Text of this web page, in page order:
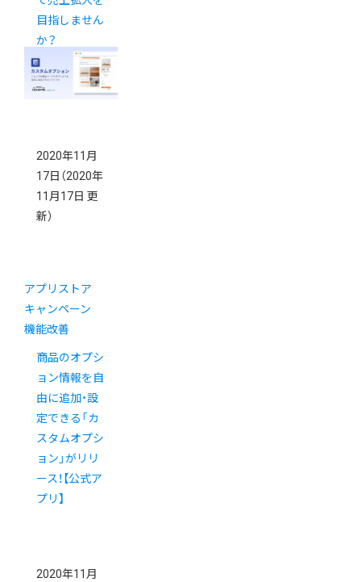
目指しません
か？
2020年11月
17日 （2020年
11月17日 更
新）
アプリストア
キャンペーン
機能改善
商品のオプシ
ョン情報を自
由に追加・設
定できる「カ
スタムオプシ
ョン」がリリ
ース！【公式ア
プリ】
2020年11月